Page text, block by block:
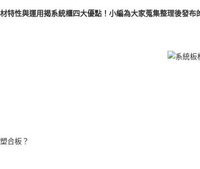
特性與運用揭系統櫃四大優點！小編為大家蒐集整理後發布
合板？